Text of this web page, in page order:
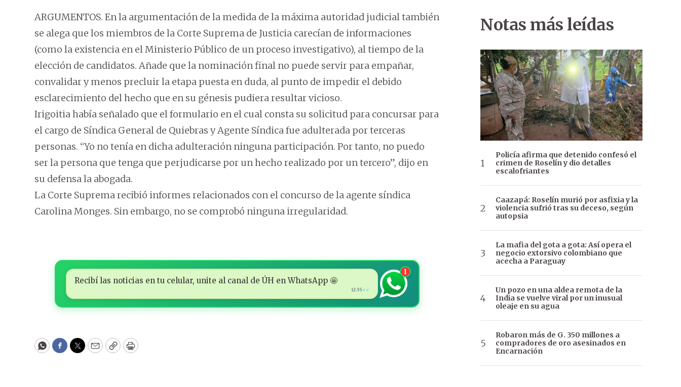
ARGUMENTOS. En la argumentación de la medida de la máxima autoridad judicial también
se alega que los miembros de la Corte Suprema de Justicia carecían de informaciones
(como la existencia en el Ministerio Público de un proceso investigativo), al tiempo de la
elección de candidatos. Añade que la nominación final no puede servir para empañar,
convalidar y menos precluir la etapa puesta en duda, al punto de impedir el debido
esclarecimiento del hecho que en su génesis pudiera resultar vicioso.
Irigoitia había señalado que el formulario en el cual consta su solicitud para concursar para
el cargo de Síndica General de Quiebras y Agente Síndica fue adulterada por terceras
personas. “Yo no tenía en dicha adulteración ninguna participación. Por tanto, no puedo
ser la persona que tenga que perjudicarse por un hecho realizado por un tercero”, dijo en
su defensa la abogada.
La Corte Suprema recibió informes relacionados con el concurso de la agente síndica
Carolina Monges. Sin embargo, no se comprobó ninguna irregularidad.
Recibí las noticias en tu celular, unite al canal de ÚH en WhatsApp 🤩
12:55 ✓✓
1
WhatsApp
Facebook
Twitter
EmailCopyPrint
Notas más leídas
Policía afirma que detenido confesó el
crimen de Roselín y dio detalles
escalofriantes
Caazapá: Roselín murió por asfixia y la
violencia sufrió tras su deceso, según
autopsia
La mafia del gota a gota: Así opera el
negocio extorsivo colombiano que
acecha a Paraguay
Un pozo en una aldea remota de la
India se vuelve viral por un inusual
oleaje en su agua
Robaron más de G. 350 millones a
compradores de oro asesinados en
Encarnación